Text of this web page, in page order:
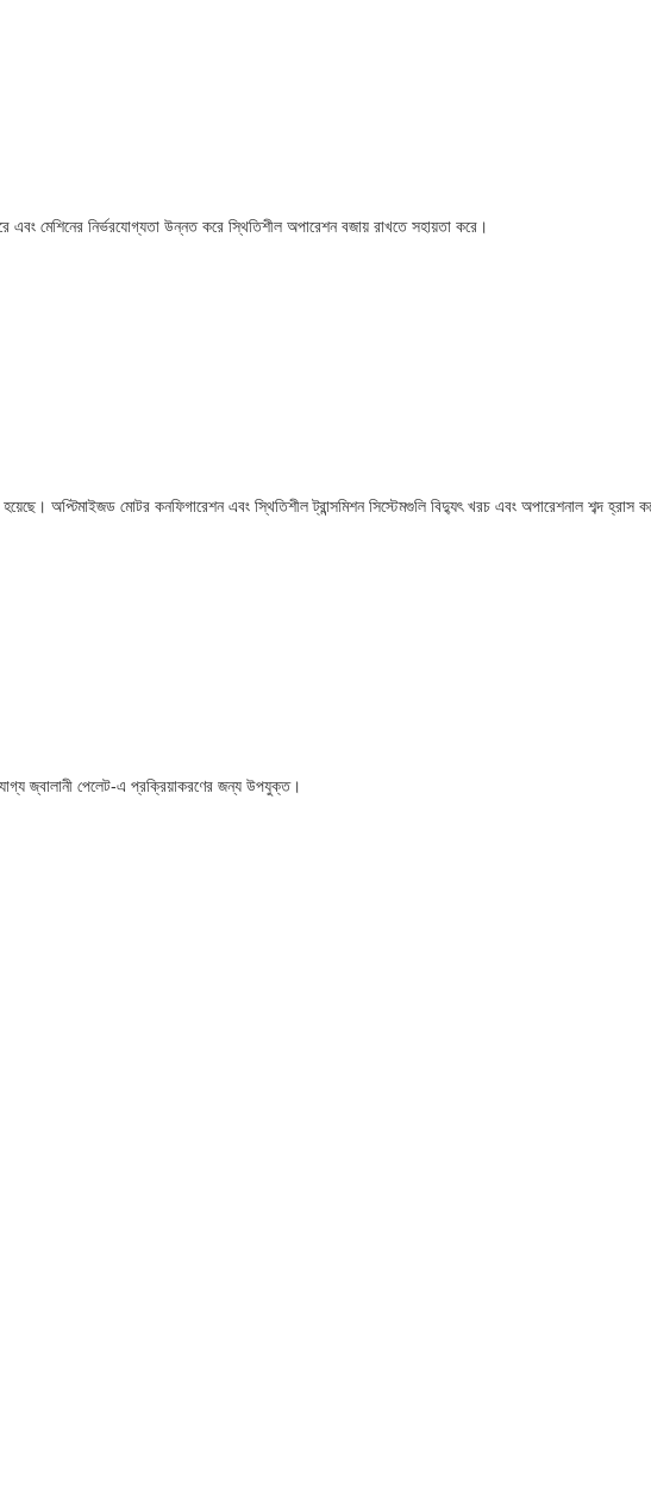
এবং মেশিনের নির্ভরযোগ্যতা উন্নত করে স্থিতিশীল অপারেশন বজায় রাখতে সহায়তা করে।
অপ্টিমাইজড মোটর কনফিগারেশন এবং স্থিতিশীল ট্রান্সমিশন সিস্টেমগুলি বিদ্যুৎ খরচ এবং অপারেশনাল শব্দ হ্রাস
জ্বালানী পেলেট-এ প্রক্রিয়াকরণের জন্য উপযুক্ত।